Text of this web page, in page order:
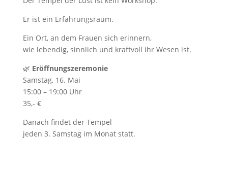
Er ist ein Erfahrungsraum.
Ein Ort, an dem Frauen sich erinnern,
wie lebendig, sinnlich und kraftvoll ihr Wesen ist.
🌿 Eröffnungszeremonie
Samstag, 16. Mai
15:00 – 19:00 Uhr
35,- €
Danach findet der Tempel
jeden 3. Samstag im Monat statt.